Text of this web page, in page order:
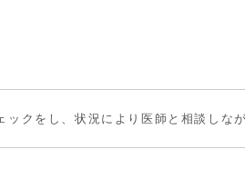
クをし、状況により医師と相談しな